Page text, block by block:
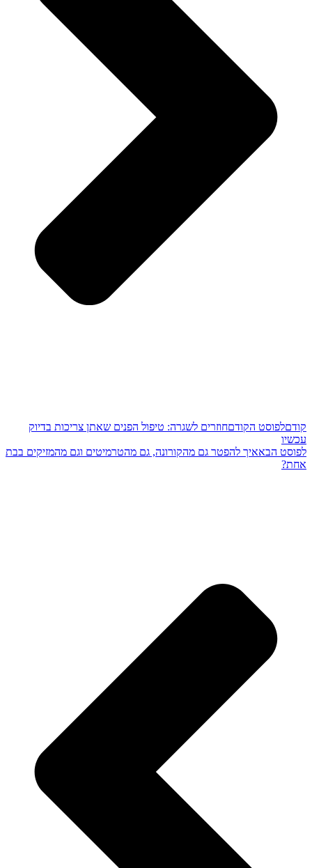
קודםלפוסט הקודםחוזרים לשגרה: טיפול הפנים שאתן צריכות בדיוק
עכשיו
לפוסט הבאאיך להפטר גם מהקורונה, גם מהטרמיטים וגם מהמזיקים בבת
אחת?